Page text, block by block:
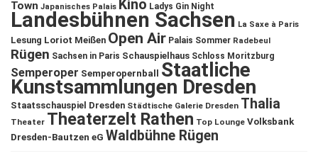
Town Japanisches Palais Kino Ladys Gin Night
Landesbühnen Sachsen La Saxe à Paris
Lesung Loriot Meißen Open Air Palais Sommer Radebeul
Rügen Sachsen in Paris Schauspielhaus Schloss Moritzburg
Semperoper Semperopernball Staatliche
Kunstsammlungen Dresden
Staatsschauspiel Dresden Städtische Galerie Dresden Thalia
Theater Theaterzelt Rathen Top Lounge Volksbank
Dresden-Bautzen eG Waldbühne Rügen